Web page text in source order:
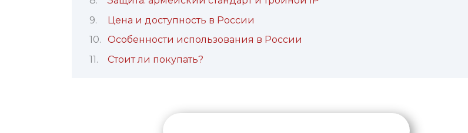
Цена и доступность в России
Особенности использования в России
Стоит ли покупать?